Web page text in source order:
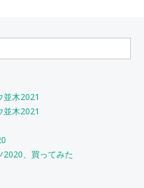
並木2021
並木2021
2020、買ってみた